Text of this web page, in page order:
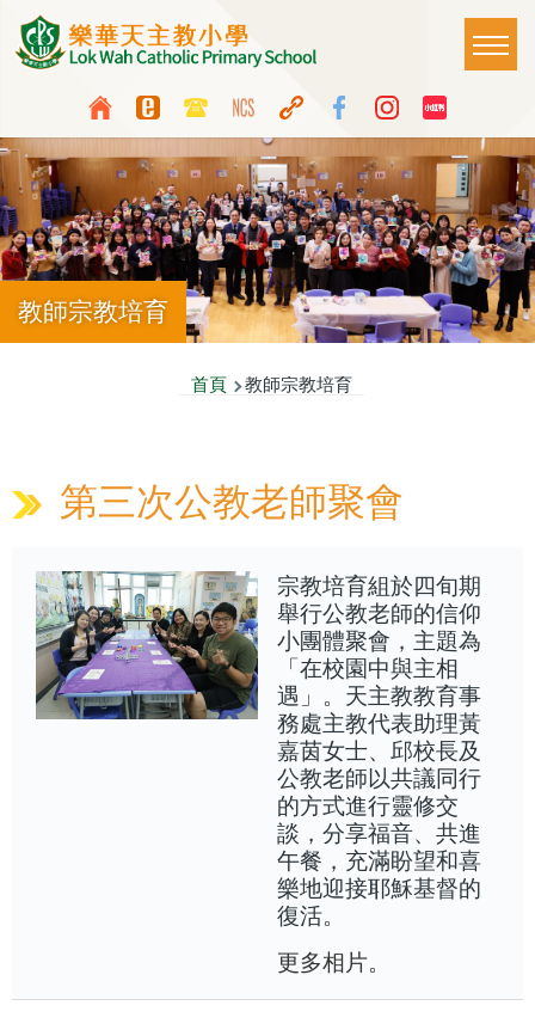
移至主內容
Top
Media
Icon
Button
Language
switcher
Main
教師宗教培育
結
首頁 教師宗教培育
第三次公教老師聚會
宗教培育組於四旬期
舉行公教老師的信仰
小團體聚會，主題為
「在校園中與主相
遇」。天主教教育事
務處主教代表助理黃
嘉茵女士、邱校長及
公教老師以共議同行
的方式進行靈修交
談，分享福音、共進
午餐，充滿盼望和喜
樂地迎接耶穌基督的
復活。
更多相片。